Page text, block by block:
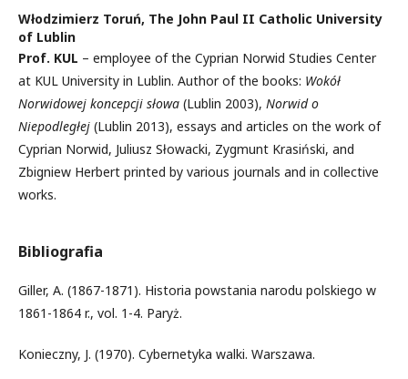
Włodzimierz Toruń, The John Paul II Catholic University
of Lublin
Prof. KUL – employee of the Cyprian Norwid Studies Center
at KUL University in Lublin. Author of the books: Wo­kół
Norwidowej koncepcji słowa (Lublin 2003), Norwid o
Niepodległej (Lublin 2013), essays and articles on the work of
Cyprian Norwid, Ju­liusz Słowacki, Zygmunt Krasiński, and
Zbigniew Herbert printed by various journals and in collective
works.
Bibliografia
Giller, A. (1867-1871). Historia powstania narodu polskiego w
1861-1864 r., vol. 1-4. Paryż.
Konieczny, J. (1970). Cybernetyka walki. Warszawa.